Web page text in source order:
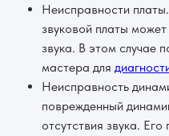
Неисправности
звуковой платы может
звука. В этом случае
мастера для
Неисправность
поврежденный
отсутствия звука.